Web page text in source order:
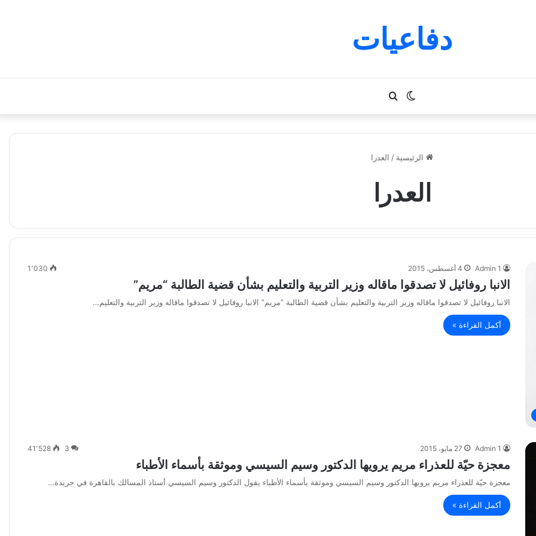
دفاعيات
بحث
عن
الوضع
المظلم
الرئيسية / العدرا
العدرا
Admin 1 4 أغسطس، 2015 1٬030
الانبا روفائيل لا تصدقوا ماقاله وزير التربية والتعليم بشأن قضية الطالبة “مريم”
الانبا روفائيل لا تصدقوا ماقاله وزير التربية والتعليم بشأن قضية الطالبة “مريم” الانبا روفائيل لا تصدقوا ماقاله وزير التربية والتعليم…
أكمل القراءة »
Admin 1 27 مايو، 2015 3 41٬528
معجزة حيّة للعذراء مريم يرويها الدكتور وسيم السيسي وموثقة بأسماء الأطباء
معجزة حيّة للعذراء مريم يرويها الدكتور وسيم السيسي وموثقة بأسماء الأطباء يقول الدكتور وسيم السيسي أستاذ المسالك بالقاهرة في جريدة…
أكمل القراءة »